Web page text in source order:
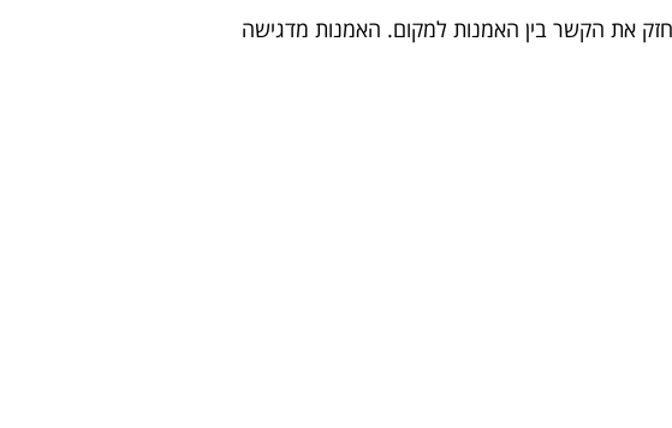
את הקשר בין האמנות למקום. האמנות מדגישה